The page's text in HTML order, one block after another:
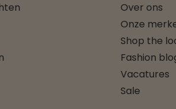
Over ons
Onze
Shop the
Fashion
Vacatures
Sale